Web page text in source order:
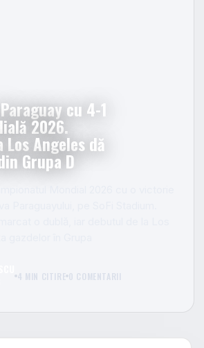
cu 4-1
2026.
Angeles dă
Grupa D
4 MIN CITIRE 0 COMENTARII